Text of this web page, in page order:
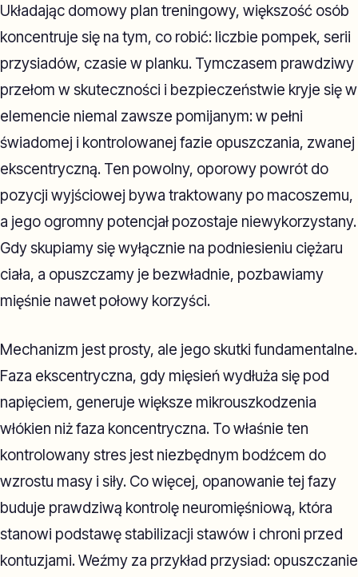
Układając domowy plan treningowy, większość osób
koncentruje się na tym, co robić: liczbie pompek, serii
przysiadów, czasie w planku. Tymczasem prawdziwy
przełom w skuteczności i bezpieczeństwie kryje się w
elemencie niemal zawsze pomijanym: w pełni
świadomej i kontrolowanej fazie opuszczania, zwanej
ekscentryczną. Ten powolny, oporowy powrót do
pozycji wyjściowej bywa traktowany po macoszemu,
a jego ogromny potencjał pozostaje niewykorzystany.
Gdy skupiamy się wyłącznie na podniesieniu ciężaru
ciała, a opuszczamy je bezwładnie, pozbawiamy
mięśnie nawet połowy korzyści.
Mechanizm jest prosty, ale jego skutki fundamentalne.
Faza ekscentryczna, gdy mięsień wydłuża się pod
napięciem, generuje większe mikrouszkodzenia
włókien niż faza koncentryczna. To właśnie ten
kontrolowany stres jest niezbędnym bodźcem do
wzrostu masy i siły. Co więcej, opanowanie tej fazy
buduje prawdziwą kontrolę neuromięśniową, która
stanowi podstawę stabilizacji stawów i chroni przed
kontuzjami. Weźmy za przykład przysiad: opuszczanie